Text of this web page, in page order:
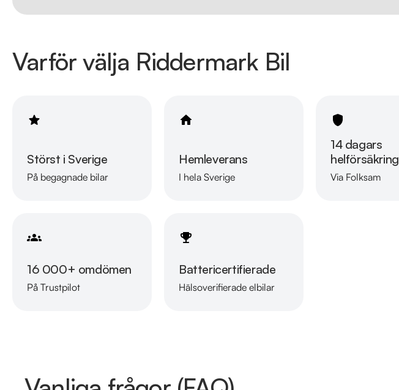
Varför välja Riddermark Bil
Störst i Sverige
På begagnade bilar
Hemleverans
I hela Sverige
14 dagars
helförsäkring
Via Folksam
16 000+ omdömen
På Trustpilot
Battericertifierade
Hälsoverifierade elbilar